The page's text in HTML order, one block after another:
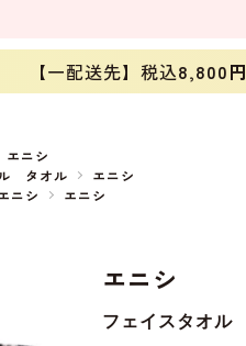
【一配送先】税込8,800円
エニシ
タオル
エニシ
ニシ
エニシ
エニシ
フェイスタオル